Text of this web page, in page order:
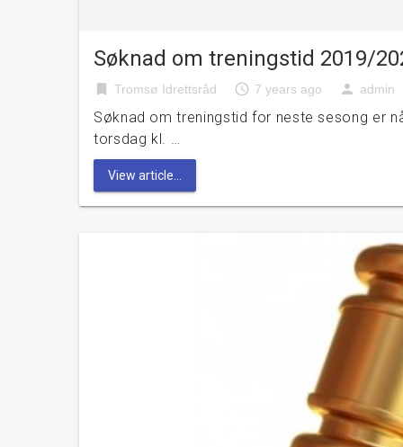
Søknad om treningstid 2019/
bookmark Tromsø Idrettsråd access_time 7 years ago person admin
Søknad om treningstid for neste sesong er
torsdag kl. …
View article...